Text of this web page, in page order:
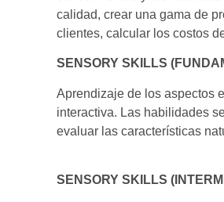
calidad, crear una gama de
clientes, calcular los costos
SENSORY SKILLS
Aprendizaje de los aspectos
interactiva. Las habilidades
evaluar las características
SENSORY SKILLS